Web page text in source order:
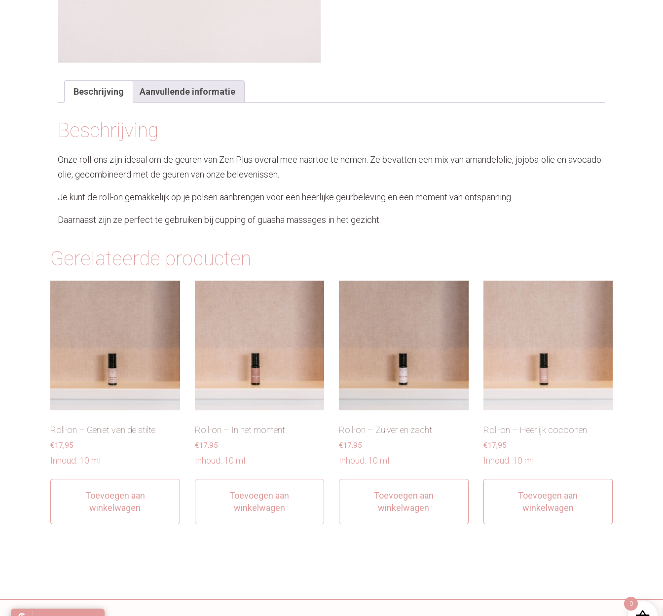
Beschrijving Aanvullende informatie
Beschrijving
Onze roll-ons zijn ideaal om de geuren van Zen Plus overal mee naartoe te nemen. Ze bevatten een mix van amandelolie, jojoba-olie en avocado-
olie, gecombineerd met de geuren van onze belevenissen.
Je kunt de roll-on gemakkelijk op je polsen aanbrengen voor een heerlijke geurbeleving en een moment van ontspanning.
Daarnaast zijn ze perfect te gebruiken bij cupping of guasha massages in het gezicht.
Gerelateerde producten
Roll-on – Geniet van de stilte
€17,95
Inhoud: 10 ml
Toevoegen aan
winkelwagen
Roll-on – In het moment
€17,95
Inhoud: 10 ml
Toevoegen aan
winkelwagen
Roll-on – Zuiver en zacht
€17,95
Inhoud: 10 ml
Toevoegen aan
winkelwagen
Roll-on – Heerlijk cocoonen
€17,95
Inhoud: 10 ml
Toevoegen aan
winkelwagen
0